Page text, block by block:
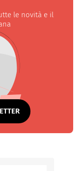
le novità e il